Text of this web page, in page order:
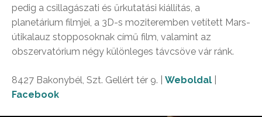
pedig a csillagászati és űrkutatási kiállítás, a
planetárium filmjei, a 3D-s moziteremben vetített Mars-
útikalauz stopposoknak című film, valamint az
obszervatórium négy különleges távcsöve vár ránk.
8427 Bakonybél, Szt. Gellért tér 9. | Weboldal
Facebook